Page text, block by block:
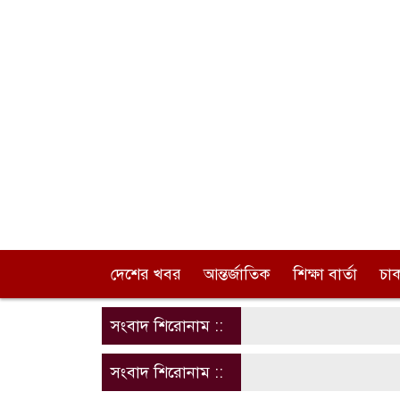
দেশের খবর আন্তর্জাতিক শিক্ষা বার্তা
সংবাদ শিরোনাম ::
সংবাদ শিরোনাম ::